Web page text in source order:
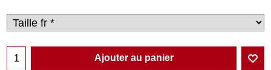
Ajouter au panier